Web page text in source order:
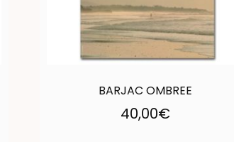
BARJAC OMBREE
40,00€